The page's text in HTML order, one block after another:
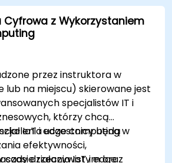
decyzji w czasie rzeczywistym
IoT.
AI z różnymi protokołami i
AI dla IoT.
z Wykorzystaniem
przez instruktora w
lub na miejscu) skierowane jest
specjalistów IT i
którzy chcą
IoT i edge computing w
efektywności,
czasie rzeczywistym oraz
uczestnicy będą
działania IoT i edge